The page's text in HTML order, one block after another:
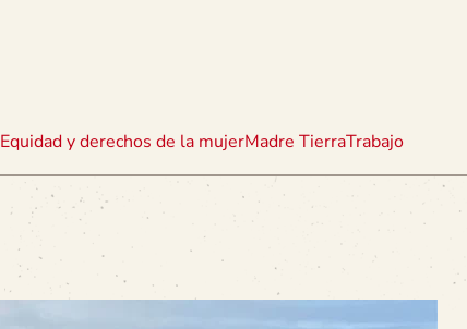
Equidad y derechos de la mujerMadre TierraTrabajo